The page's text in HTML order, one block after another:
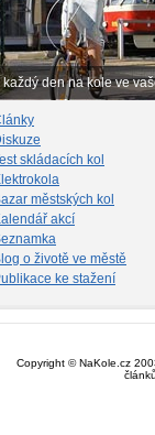
každý den na kole ve
skládacích kol
městských kol
akcí
o životě ve městě
ke stažení
Copyright © NaKole.cz